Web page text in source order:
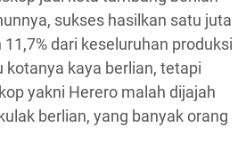
sukses hasilkan satu juta
dari keseluruhan produksi
kotanya kaya berlian, tetapi
yakni Herero malah dijajah
berlian, yang banyak orang